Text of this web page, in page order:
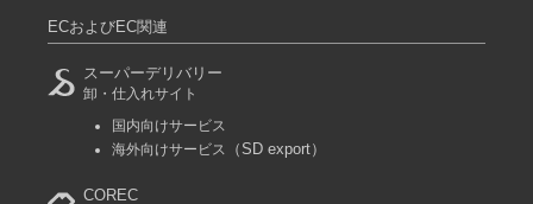
ECおよびEC関連
スーパーデリバリー
卸・仕入れサイト
国内向けサービス
海外向けサービス
（SD export）
COREC